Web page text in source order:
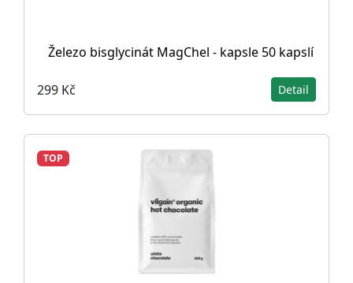
Železo bisglycinát MagChel - kapsle 50 kapslí
299 Kč Detail
TOP